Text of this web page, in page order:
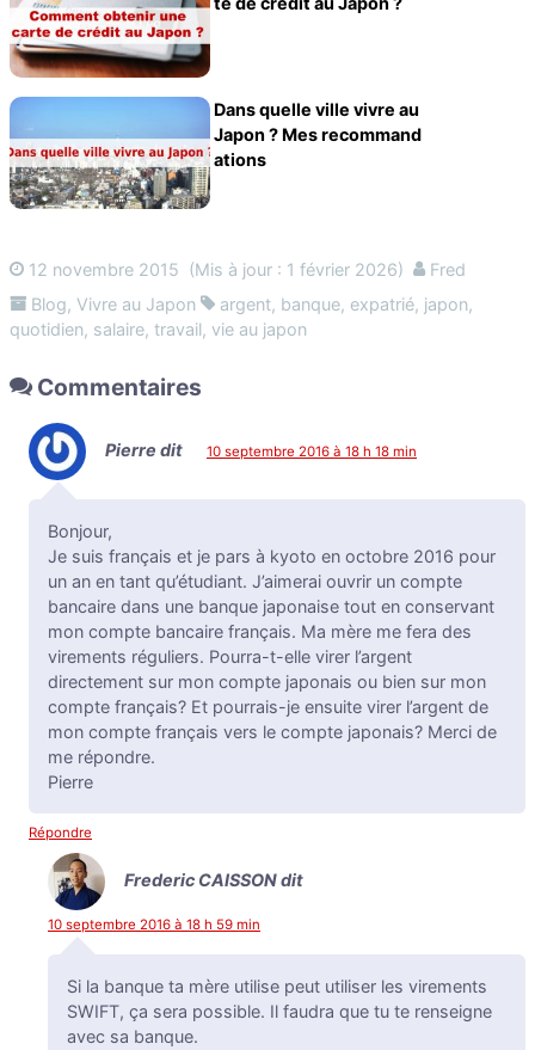
Dans quelle ville vivre au
Japon ? Mes recommand
ations
12 novembre 2015 (Mis à jour : 1 février 2026)
Fred
Blog, Vivre au Japon argent, banque, expatrié, japon,
quotidien, salaire, travail, vie au japon
Commentaires
Pierre dit 10 septembre 2016 à 18 h 18 min
Bonjour,
Je suis français et je pars à kyoto en octobre 2016 pour
un an en tant qu’étudiant. J’aimerai ouvrir un compte
bancaire dans une banque japonaise tout en conservant
mon compte bancaire français. Ma mère me fera des
virements réguliers. Pourra-t-elle virer l’argent
directement sur mon compte japonais ou bien sur mon
compte français? Et pourrais-je ensuite virer l’argent de
mon compte français vers le compte japonais? Merci de
me répondre.
Pierre
Répondre
Frederic CAISSONdit
10 septembre 2016 à 18 h 59 min
Si la banque ta mère utilise peut utiliser les virements
SWIFT, ça sera possible. Il faudra que tu te renseigne
avec sa banque.